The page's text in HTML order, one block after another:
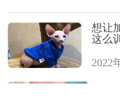
想让
这么
2022